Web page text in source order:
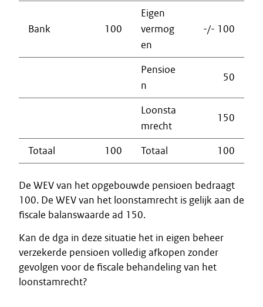
Bank 100
Eigen
vermog
en
-/- 100
Pensioe
n
50
Loonsta
mrecht
150
Totaal 100 Totaal 100
De WEV van het opgebouwde pensioen bedraagt
100. De WEV van het loonstamrecht is gelijk aan de
fiscale balanswaarde ad 150.
Kan de dga in deze situatie het in eigen beheer
verzekerde pensioen volledig afkopen zonder
gevolgen voor de fiscale behandeling van het
loonstamrecht?